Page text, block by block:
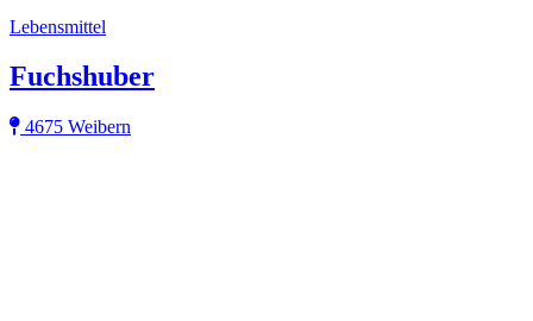
Lebensmittel
Fuchshuber
4675 Weibern